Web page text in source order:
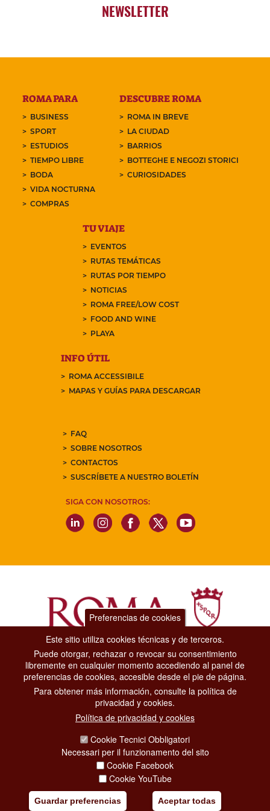
NEWSLETTER
ROMA PARA
BUSINESS
SPORT
ESTUDIOS
TIEMPO LIBRE
BODA
VIDA NOCTURNA
COMPRAS
DESCUBRE ROMA
ROMA IN BREVE
LA CIUDAD
BARRIOS
BOTTEGHE E NEGOZI STORICI
CURIOSIDADES
TU VIAJE
EVENTOS
RUTAS TEMÁTICAS
RUTAS POR TIEMPO
NOTICIAS
ROMA FREE/LOW COST
FOOD AND WINE
PLAYA
INFO ÚTIL
ROMA ACCESSIBILE
MAPAS Y GUÍAS PARA DESCARGAR
FAQ
SOBRE NOSOTROS
CONTACTOS
SUSCRÍBETE A NUESTRO BOLETÍN
SIGA CON NOSOTROS:
Dipartimento Grandi Eventi, Sport, Turismo e Moda.
Via di San Basilio, 51
00187 Roma
CONTACT CENTER TEL. 06 06 08
CONTATTA LA REDAZIONE
SOCIAL MEDIA POLICY
Preferencias de cookies
Este sitio utiliza cookies técnicas y de terceros.
Puede otorgar, rechazar o revocar su consentimiento
libremente en cualquier momento accediendo al panel de
preferencias de cookies, accesible desde el pie de página.
Para obtener más información, consulte la política de
privacidad y cookies.
Política de privacidad y cookies
Cookie Tecnici Obbligatori
Necessari per il funzionamento del sito
Cookie Facebook
Cookie YouTube
Guardar preferencias Aceptar todas